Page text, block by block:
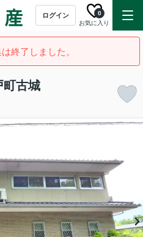
ログイン
お気に入り
0
終了しました。
町古城